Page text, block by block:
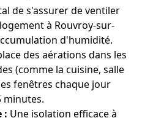
de s'assurer de ventiler
à Rouvroy-sur-
d'humidité.
des aérations dans les
(comme la cuisine, salle
fenêtres chaque jour
minutes.
: Une isolation efficace à